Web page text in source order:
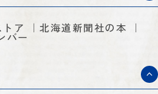
ア 北海道新聞社の本
バー